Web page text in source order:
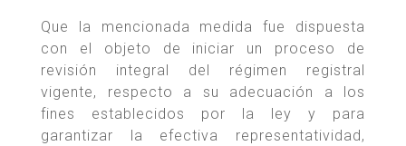
Que la mencionada medida fue dispuesta
con el objeto de iniciar un proceso de
revisión integral del régimen registral
vigente, respecto a su adecuación a los
fines establecidos por la ley y para
garantizar la efectiva representatividad,